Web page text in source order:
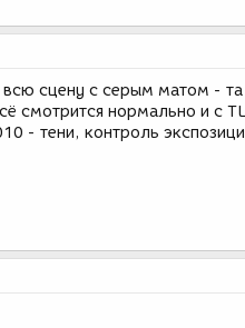
сцену с серым матом -
смотрится нормально и с
- тени, контроль